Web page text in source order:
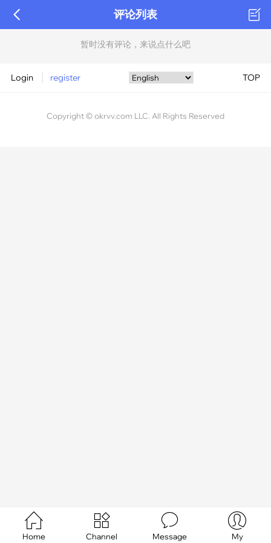
评论列表
暂时没有评论，来说点什么吧
Login register TOP
Copyright © okrvv.com LLC. All Rights Reserved

Home

Channel

Message

My